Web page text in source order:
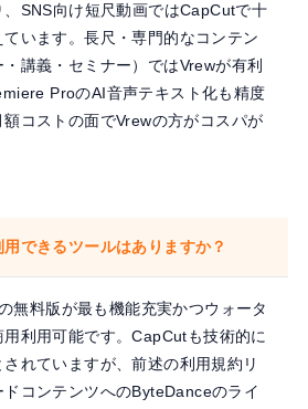
SNS向け短尺動画ではCapCutで十
います。長尺・専門的なコンテン
講義・セミナー）ではVrewが有利
ProのAI音声テキスト化も精度
コストの面でVrewの方がコスパが
できるツールはありますか？
無料版が最も機能充実かつウォータ
利用可能です。CapCutも技術的に
れていますが、前述の利用規約リ
コンテンツへのByteDanceのライ